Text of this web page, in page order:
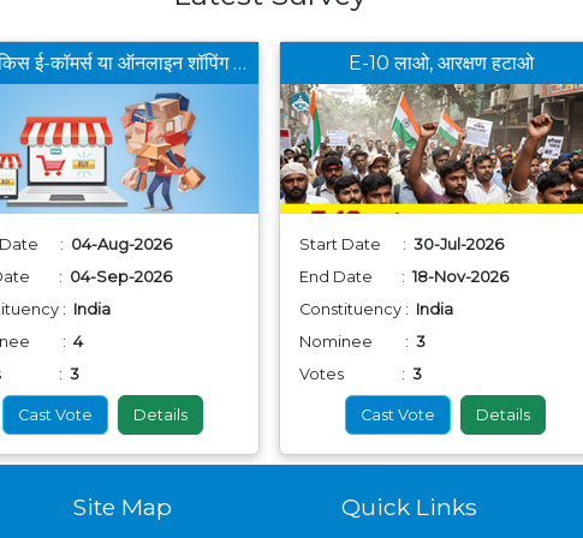
आपको किस ई-कॉमर्स या ऑनलाइन शॉपिंग ऐप से खरीददारी करना सबसे फायदेमंद लगता है ?
Date : 04-Aug-2026
: 04-Sep-2026
: India
: 4
: 3
Cast Vote Details
E-10 लाओ, आरक्षण हटाओ
Start Date : 30-Jul-2026
End Date : 18-Nov-2026
Constituency : India
Nominee : 3
Votes : 3
Cast Vote Details
Site Map Quick Links